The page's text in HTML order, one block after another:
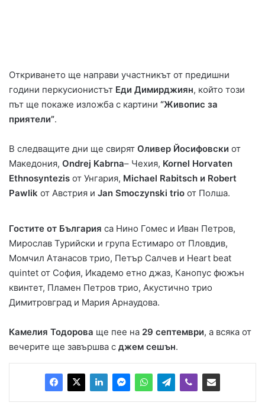
Откриването ще направи участникът от предишни
години перкусионистът Еди Димирджиян, който този
път ще покаже изложба с картини “Живопис за
приятели”.
В следващите дни ще свирят Оливер Йосифовски от
Македония, Ondrej Kabrna– Чехия, Kornel Horvaten
Ethnosyntezis от Унгария, Michael Rabitsch и Robert
Pawlik от Австрия и Jan Smoczynski trio от Полша.
Гостите от България са Нино Гомес и Иван Петров,
Мирослав Турийски и група Естимаро от Пловдив,
Момчил Атанасов трио, Петър Салчев и Heart beаt
quintet от София, Икадемо етно джаз, Канопус фюжън
квинтет, Пламен Петров трио, Акустично трио
Димитровград и Мария Арнаудова.
Камелия Тодорова ще пее на 29 септември, а всяка от
вечерите ще завършва с джем сешън.